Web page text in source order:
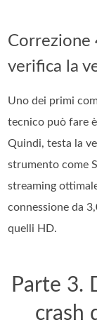
Correzione
verifica la
Uno dei primi
tecnico può fare
Quindi, testa la
strumento come
streaming
connessione da
quelli HD.
Parte 3.
crash